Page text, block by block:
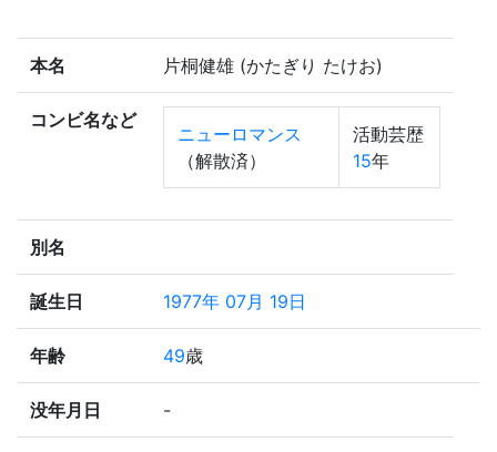
本名 片桐健雄 (かたぎり たけお)
コンビ名など
ニューロマンス
（解散済）
活動芸歴
15年
別名
誕生日 1977年 07月 19日
年齢 49歳
没年月日 -